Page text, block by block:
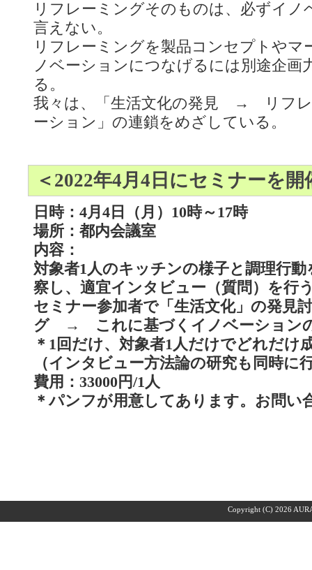
リフレーミングそのものは、必ずイノ
言えない。
リフレーミングを製品コンセプトやマ
ノベーションにつなげるには別途企画
る。
我々は、「生活文化の発見 → リ
ーション」の連鎖をめざしている。
＜2022年4月4日にセミナーを
日時：4月4日（月）10時～17時
場所：都内会議室
内容：
対象者1人のキッチンの様子と調理行
察し、適宜インタビュー（質問）を行
セミナー参加者で「生活文化」の発
グ → これに基づくイノベーション
＊1回だけ、対象者1人だけでどれだけ
（インタビュー方法論の研究も同時に
費用：33000円/1人
＊パンフが用意してあります。お問い
Copyright (C) 2026